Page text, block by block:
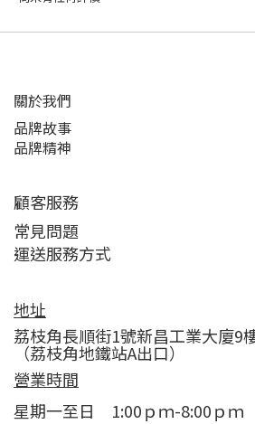
關於我們
品牌故事
品牌精神
顧客服務
常見問題
運送服務方式
地址
荔枝角長順街1號新昌工業大廈9
（荔枝角地鐵站A出口）
營業時間
星期一至日 1:00ｐｍ-8:00ｐｍ